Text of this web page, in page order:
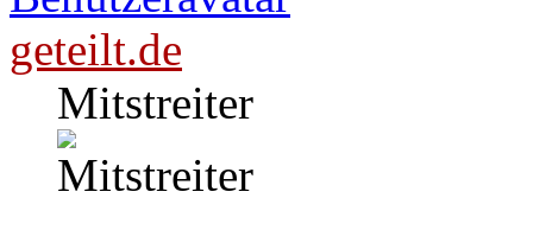
geteilt.de
Mitstreiter